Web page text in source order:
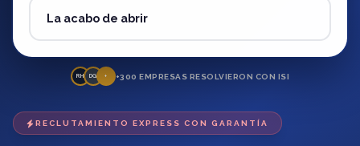
La acabo de abrir
RH DG + +300 EMPRESAS RESOLVIERON CON ISI
RECLUTAMIENTO EXPRESS CON GARANTÍA